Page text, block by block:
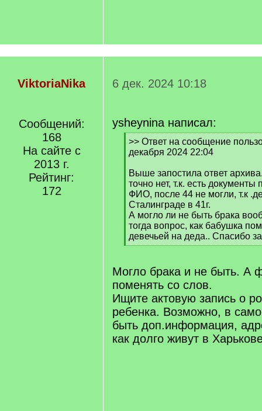
ViktoriaNika
Сообщений:
168
На сайте с
2013 г.
Рейтинг:
172
6 дек. 2024 10:18
ysheynina написал:
[
q
>> Ответ на сообщение
декабря 2024 22:04
Выше запостила ответ
точно нет, т.к. есть
ФИО, после 44 не могли, т.к
Сталинграде в 41г.
А могло ли не быть брака
тогда вопрос, как бабушка
девечьей на деда.. Спасибо
[
q
]
Могло брака и не быть. А
поменять со слов.
Ищите актовую запись о
ребенка. Возможно, в
быть доп.информация,
как долго живут в